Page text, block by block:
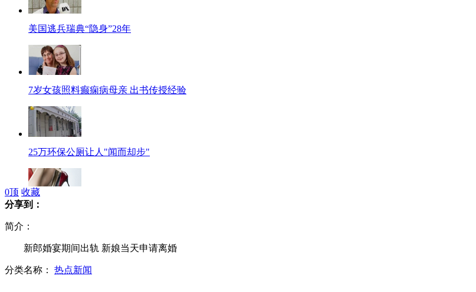
美国逃兵瑞典“隐身”28年
7岁女孩照料癫痫病母亲 出书传授经验
25万环保公厕让人"闻而却步"
实拍恐怖龙卷风来袭 犹如世界末日
0顶 收藏
分享到：
简介：
新郎婚宴期间出轨 新娘当天申请离婚
分类名称： 热点新闻